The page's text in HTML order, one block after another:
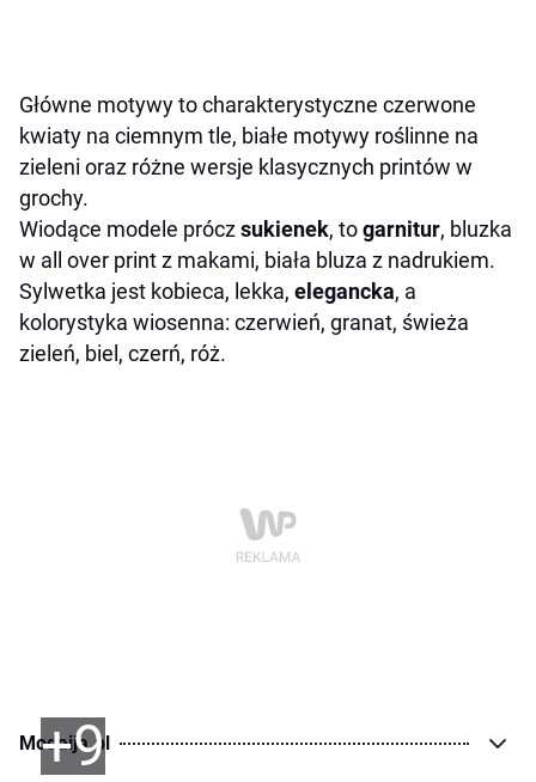
Główne motywy to charakterystyczne czerwone
kwiaty na ciemnym tle, białe motywy roślinne na
zieleni oraz różne wersje klasycznych printów w
grochy.
Wiodące modele próczsukienek, togarnitur, bluzka
w all over print z makami, biała bluza z nadrukiem.
Sylwetka jest kobieca, lekka, elegancka, a
kolorystyka wiosenna: czerwień, granat, świeża
zieleń, biel, czerń, róż.
+9
Modaija.pl